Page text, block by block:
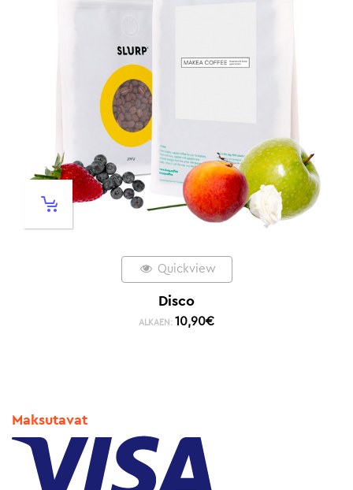
Quickview
Disco
ALKAEN: 10,90€
Maksutavat